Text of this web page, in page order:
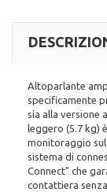
Altoparlante
specificamente
sia alla versione
leggero (5.7 kg)
monitoraggio
sistema di
Connect" che
contattiera